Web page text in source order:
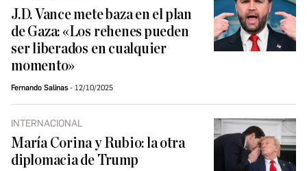
J.D. Vance mete baza en el plan
de Gaza: «Los rehenes pueden
ser liberados en cualquier
momento»
Fernando Salinas 12/10/2025
INTERNACIONAL
María Corina y Rubio: la otra
diplomacia de Trump